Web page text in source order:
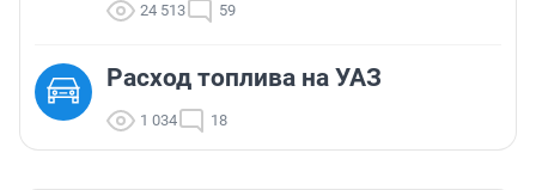
24 513 59
Расход топлива на УАЗ
1 034 18